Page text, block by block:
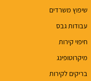
שיפוץ משרדים
עבודות גבס
חיפוי קירות
מיקרוטופינג
בריקים לקירות